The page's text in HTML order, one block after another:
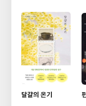
달걀의 온기